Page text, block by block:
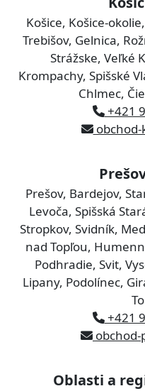
Košice, Košice-
Trebišov, Gelnica,
Strážske, Veľké
Krompachy, Spišské
Chlmec,
+421
obchod-
Prešov, Bardejov,
Levoča, Spišská
Stropkov, Svidník,
nad Topľou,
Podhradie, Svit,
Lipany, Podolínec,
+421
obchod-
Oblasti a